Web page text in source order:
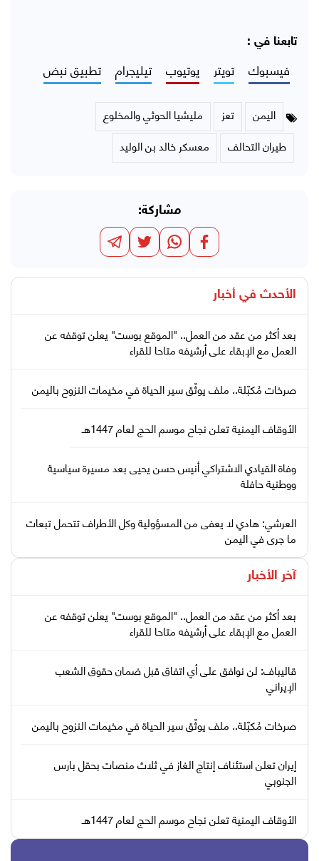
تابعنا في :
فيسبوك تويتر يوتيوب تيليجرام تطبيق نبض
اليمن تعز
مليشيا الحوثي والمخلوع
طيران التحالف
معسكر خالد بن الوليد
مشاركة:
الأحدث في أخبار
بعد أكثر من عقد من العمل.. "الموقع بوست" يعلن توقفه عن
العمل مع الإبقاء على أرشيفه متاحا للقراء
صرخات مُكبّلة.. ملف يوثّق سير الحياة في مخيمات النزوح باليمن
الأوقاف اليمنية تعلن نجاح موسم الحج لعام 1447هـ
وفاة القيادي الاشتراكي أنيس حسن يحيى بعد مسيرة سياسية
ووطنية حافلة
العرشي: هادي لا يعفى من المسؤولية وكل الأطراف تتحمل تبعات
ما جرى في اليمن
آخر الأخبار
بعد أكثر من عقد من العمل.. "الموقع بوست" يعلن توقفه عن
العمل مع الإبقاء على أرشيفه متاحا للقراء
قاليباف: لن نوافق على أي اتفاق قبل ضمان حقوق الشعب
الإيراني
صرخات مُكبّلة.. ملف يوثّق سير الحياة في مخيمات النزوح باليمن
إيران تعلن استئناف إنتاج الغاز في ثلاث منصات بحقل بارس
الجنوبي
الأوقاف اليمنية تعلن نجاح موسم الحج لعام 1447هـ